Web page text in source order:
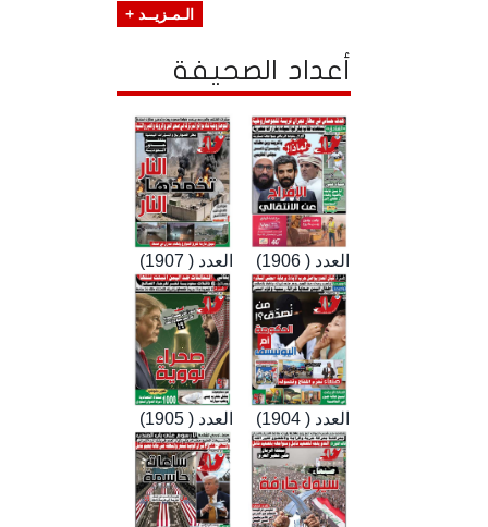
الـمـزيــد +
أعداد الصحيفة
العدد ( 1907) العدد ( 1906)
العدد ( 1905) العدد ( 1904)